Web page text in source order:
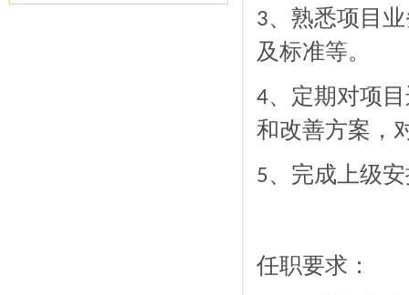
3、熟悉项目
及标准等。
4、定期对项
和改善方案，
5、完成上级
任职要求：